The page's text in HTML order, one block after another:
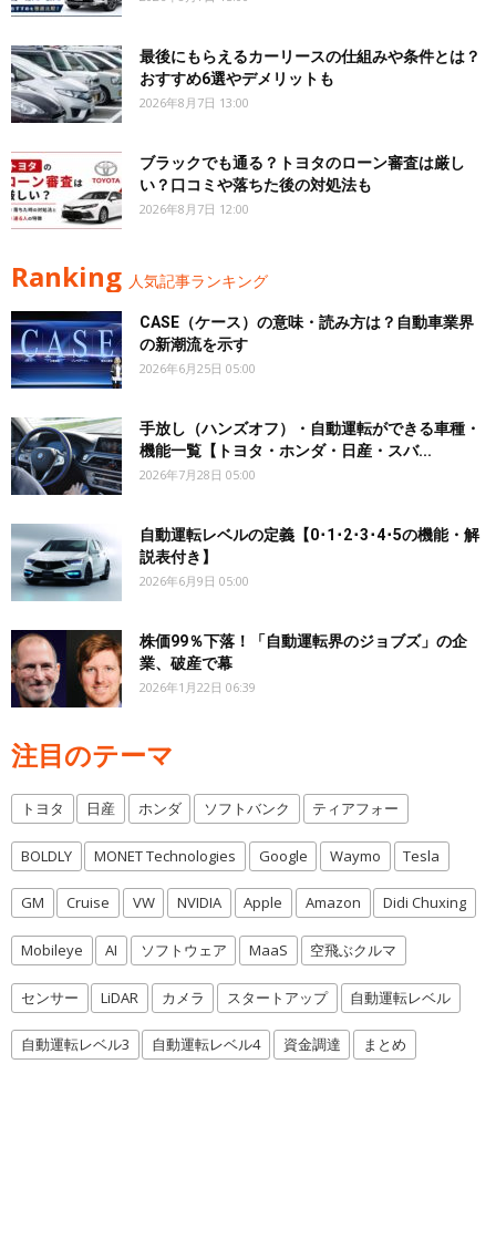
最後にもらえるカーリースの仕組みや条件とは？
おすすめ6選やデメリットも
2026年8月7日 13:00
ブラックでも通る？トヨタのローン審査は厳し
い？口コミや落ちた後の対処法も
2026年8月7日 12:00
Ranking 人気記事ランキング
CASE（ケース）の意味・読み方は？自動車業界
の新潮流を示す
2026年6月25日 05:00
手放し（ハンズオフ）・自動運転ができる車種・
機能一覧【トヨタ・ホンダ・日産・スバ...
2026年7月28日 05:00
自動運転レベルの定義【0･1･2･3･4･5の機能・解
説表付き】
2026年6月9日 05:00
株価99％下落！「自動運転界のジョブズ」の企
業、破産で幕
2026年1月22日 06:39
注目のテーマ
トヨタ 日産 ホンダ ソフトバンク ティアフォー
BOLDLY MONET Technologies Google Waymo Tesla
GM Cruise VW NVIDIA Apple Amazon Didi Chuxing
Mobileye AI ソフトウェア MaaS 空飛ぶクルマ
センサー LiDAR カメラ スタートアップ 自動運転レベル
自動運転レベル3 自動運転レベル4 資金調達 まとめ